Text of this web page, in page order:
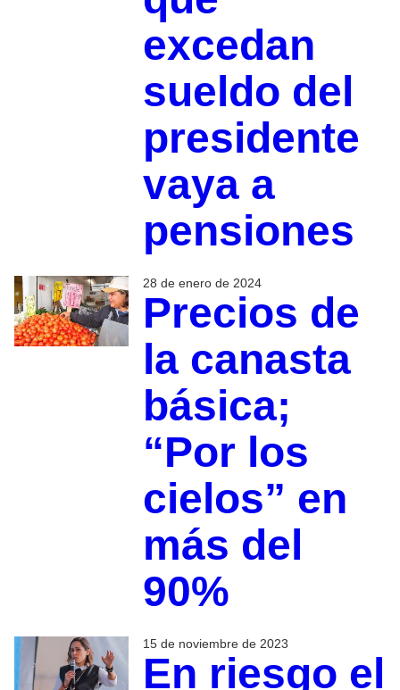
excedan
sueldo del
presidente
vaya a
pensiones
28 de enero de 2024
Precios de
la canasta
básica;
“Por los
cielos” en
más del
90%
15 de noviembre de 2023
En riesgo el